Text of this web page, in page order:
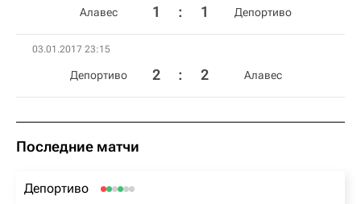
Алавес 1 : 1 Депортиво
03.01.2017 23:15
Депортиво 2 : 2 Алавес
Последние матчи
Депортиво